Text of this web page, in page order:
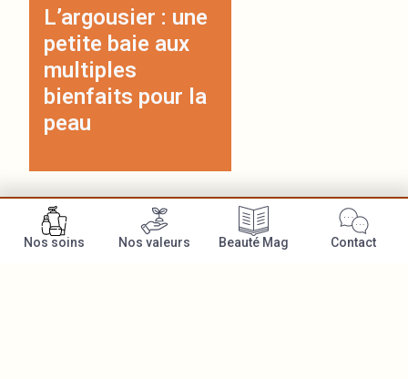
Nos soins Nos valeurs Beauté Mag Contact
L’argousier : une
petite baie aux
multiples
bienfaits pour la
peau